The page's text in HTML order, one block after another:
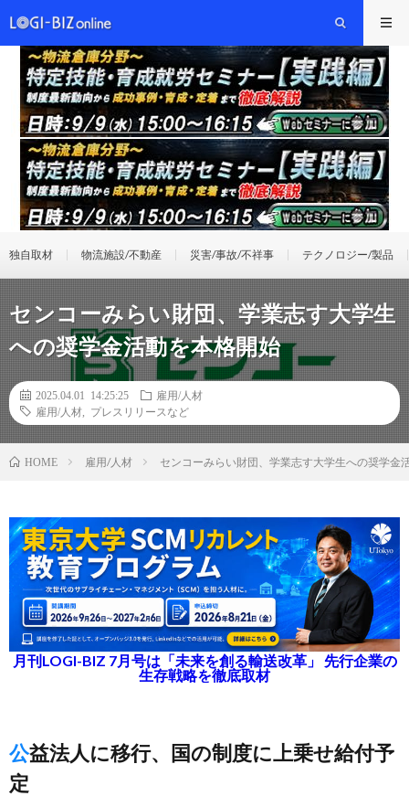
独自取材 物流施設/不動産 災害/事故/不祥事 テクノロジー/製品
センコーみらい財団、学業志す大学生
への奨学金活動を本格開始
2025.04.01 14:25:25
雇用/人材
雇用/人材
プレスリリースなど
HOME 雇用/人材 センコーみらい財団、学業志す大学生への奨学金
月刊LOGI-BIZ 7月号は「未来を創る輸送改革」 先行企業の
生存戦略を徹底取材
公益法人に移行、国の制度に上乗せ給付予
定